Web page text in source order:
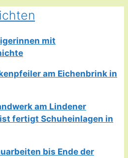
mit
am Eichenbrink in
am Lindener
fertigt Schuheinlagen in
bis Ende der